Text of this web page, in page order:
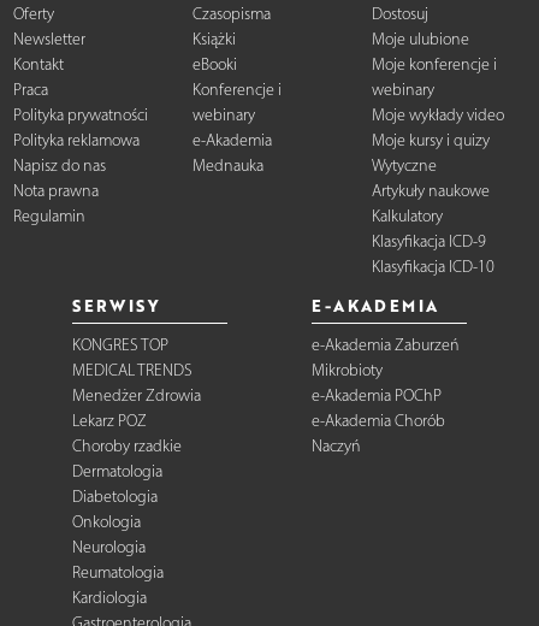
Oferty
Newsletter
Kontakt
Praca
Polityka prywatności
Polityka reklamowa
Napisz do nas
Nota prawna
Regulamin
Czasopisma
Książki
eBooki
Konferencje i
webinary
e-Akademia
Mednauka
Dostosuj
Moje ulubione
Moje konferencje i
webinary
Moje wykłady video
Moje kursy i quizy
Wytyczne
Artykuły naukowe
Kalkulatory
Klasyfikacja ICD-9
Klasyfikacja ICD-10
SERWISY
KONGRES TOP
MEDICAL TRENDS
Menedżer Zdrowia
Lekarz POZ
Choroby rzadkie
Dermatologia
Diabetologia
Onkologia
Neurologia
Reumatologia
Kardiologia
E-AKADEMIA
e-Akademia Zaburzeń
Mikrobioty
e-Akademia POChP
e-Akademia Chorób
Naczyń